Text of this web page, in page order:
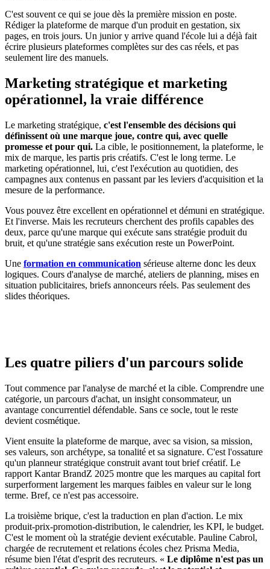
C'est souvent ce qui se joue dès la première mission en poste.
Rédiger la plateforme de marque d'un produit en gestation, six
pages, en trois jours. Un junior y arrive quand l'école lui a déjà fait
écrire plusieurs plateformes complètes sur des cas réels, et pas
seulement lire des manuels.
Marketing stratégique et marketing
opérationnel, la vraie différence
Le marketing stratégique, c'est l'ensemble des décisions qui
définissent où une marque joue, contre qui, avec quelle
promesse et pour qui. La cible, le positionnement, la plateforme, le
mix de marque, les partis pris créatifs. C'est le long terme. Le
marketing opérationnel, lui, c'est l'exécution au quotidien, des
campagnes aux contenus en passant par les leviers d'acquisition et la
mesure de la performance.
Vous pouvez être excellent en opérationnel et démuni en stratégique.
Et l'inverse. Mais les recruteurs cherchent des profils capables des
deux, parce qu'une marque qui exécute sans stratégie produit du
bruit, et qu'une stratégie sans exécution reste un PowerPoint.
Une formation en communication sérieuse alterne donc les deux
logiques. Cours d'analyse de marché, ateliers de planning, mises en
situation publicitaires, briefs annonceurs réels. Pas seulement des
slides théoriques.
Les quatre piliers d'un parcours solide
Tout commence par l'analyse de marché et la cible. Comprendre une
catégorie, un parcours d'achat, un insight consommateur, un
avantage concurrentiel défendable. Sans ce socle, tout le reste
devient cosmétique.
Vient ensuite la plateforme de marque, avec sa vision, sa mission,
ses valeurs, son archétype, sa tonalité et sa signature. C'est l'ossature
qu'un planneur stratégique construit avant tout brief créatif. Le
rapport Kantar BrandZ 2025 montre que les marques au capital fort
surperforment largement les marques faibles en valeur sur le long
terme. Bref, ce n'est pas accessoire.
La troisième brique, c'est la traduction en plan d'action. Le mix
produit-prix-promotion-distribution, le calendrier, les KPI, le budget.
C'est le moment où la stratégie devient exécutable. Pauline Cabrol,
chargée de recrutement et relations écoles chez Prisma Media,
résume bien l'état d'esprit des recruteurs. « Le diplôme n'est pas un